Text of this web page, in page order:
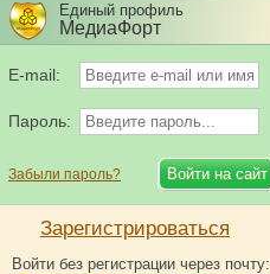
Единый профиль
МедиаФорт
E-mail:
Пароль:
Забыли пароль?
Зарегистрироваться
Войти без регистрации через почту: